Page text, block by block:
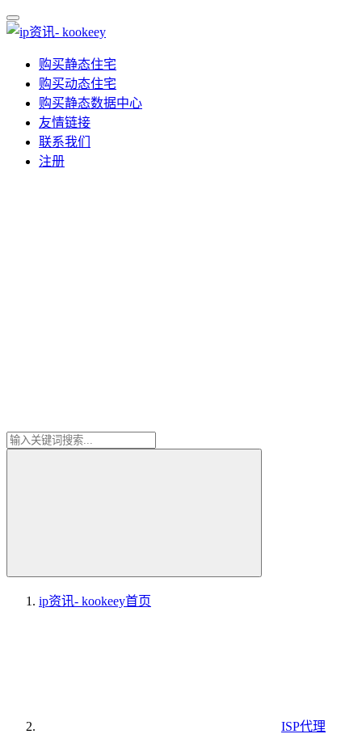
购买静态住宅
购买动态住宅
购买静态数据中心
友情链接
联系我们
注册
ip资讯- kookeey首页
ISP代理